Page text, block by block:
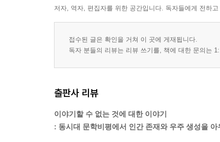
저자, 역자, 편집자를 위한 공간입니다. 독자들에게 전하
접수된 글은 확인을 거쳐 이 곳에 게재됩니다.
독자 분들의 리뷰는 리뷰 쓰기를, 책에 대한 문의는
출판사 리뷰
이야기할 수 없는 것에 대한 이야기
: 동시대 문학비평에서 인간 존재와 우주 생성을